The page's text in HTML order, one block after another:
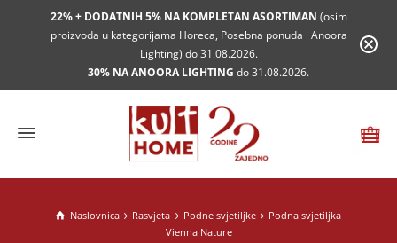
22% + DODATNIH 5% NA KOMPLETAN ASORTIMAN (osim
proizvoda u kategorijama Horeca, Posebna ponuda i Anoora
Lighting) do 31.08.2026.
30% NA ANOORA LIGHTING do 31.08.2026.
Naslovnica Rasvjeta Podne svjetiljke
Podna svjetiljka
Vienna Nature